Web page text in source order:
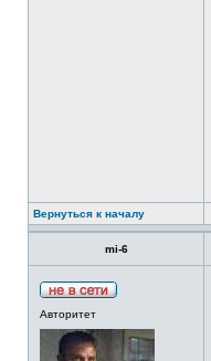
Вернуться к началу
mi-6
Авторитет